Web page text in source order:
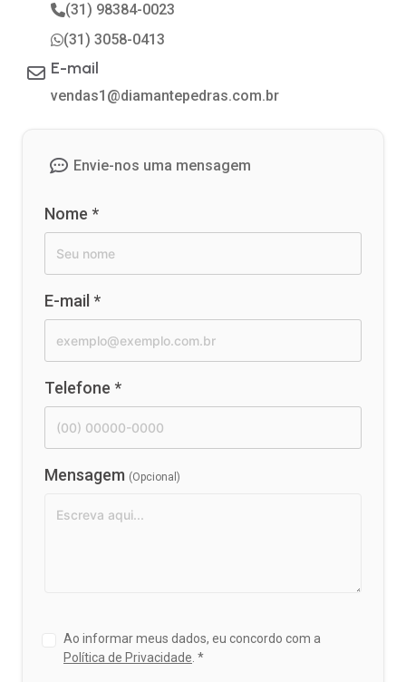
(31) 98384-0023
(31) 3058-0413
E-mail
vendas1@diamantepedras.com.br
Envie-nos uma mensagem
Nome *
E-mail *
Telefone *
Mensagem (Opcional)
Ao informar meus dados, eu concordo com a
Política de Privacidade *